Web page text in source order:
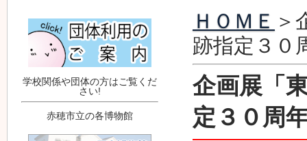
ＨＯＭＥ ＞
跡指定３０
企画展「
定３０周
学校関係や団体の方はご覧くだ
さい!
赤穂市立の各博物館